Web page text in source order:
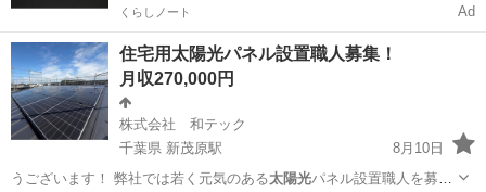
くらしノート Ad
住宅用太陽光パネル設置職人募集！
月収270,000円
株式会社 和テック
千葉県 新茂原駅
8月10日
うございます！ 弊社では若く元気のある太陽光パネル設置職人を募集